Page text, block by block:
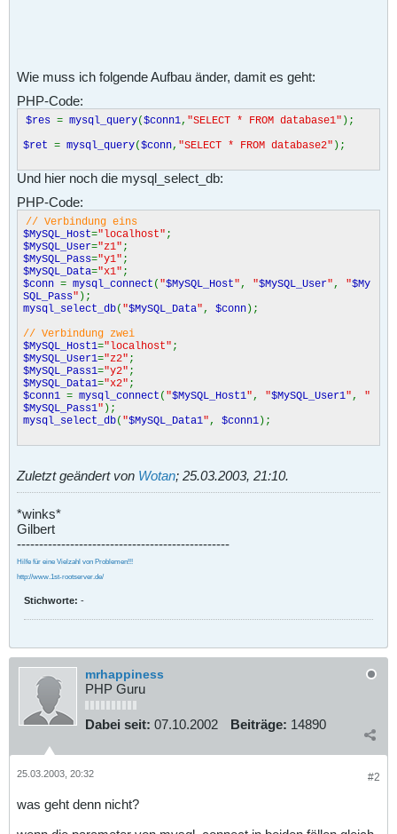
Wie muss ich folgende Aufbau änder, damit es geht:
PHP-Code:
$res = mysql_query($conn1, "SELECT * FROM database1" );
$ret = mysql_query($conn, "SELECT * FROM database2" );
Und hier noch die mysql_select_db:
PHP-Code:
// Verbindung eins
$MySQL_Host="localhost" ;
$MySQL_User="z1" ;
$MySQL_Pass="y1" ;
$MySQL_Data="x1" ;
$conn = mysql_connect ( "$MySQL_Host" , "$MySQL_User" , "$My
SQL_Pass" );
mysql_select_db( "$MySQL_Data" , $conn);
// Verbindung zwei
$MySQL_Host1="localhost" ;
$MySQL_User1="z2" ;
$MySQL_Pass1="y2" ;
$MySQL_Data1="x2" ;
$conn1 = mysql_connect ( "$MySQL_Host1" , "$MySQL_User1" , "
$MySQL_Pass1" );
mysql_select_db( "$MySQL_Data1" , $conn1);
Zuletzt geändert von Wotan; 25.03.2003, 21:10.
*winks*
Gilbert
------------------------------------------------
Hilfe für eine Vielzahl von Problemen!!!
http://www.1st-rootserver.de/
Stichworte: -
mrhappiness
PHP Guru
Dabei seit: 07.10.2002 Beiträge: 14890
#2
25.03.2003, 20:32
was geht denn nicht?